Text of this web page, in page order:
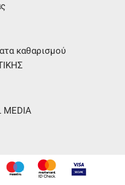
καθαρισμού